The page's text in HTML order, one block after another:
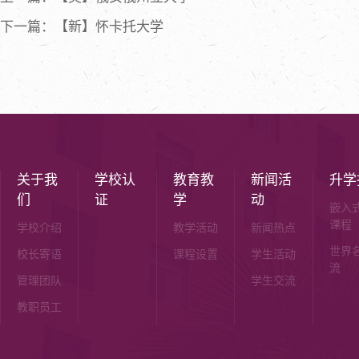
下一篇：【新】怀卡托大学
关于我
们
学校介绍
校长寄语
管理团队
教职员工
学校认
证
教育教
学
教学活动
课程设置
新闻活
动
新闻热点
学生活动
学生交流
升
嵌入
课程
世界
流